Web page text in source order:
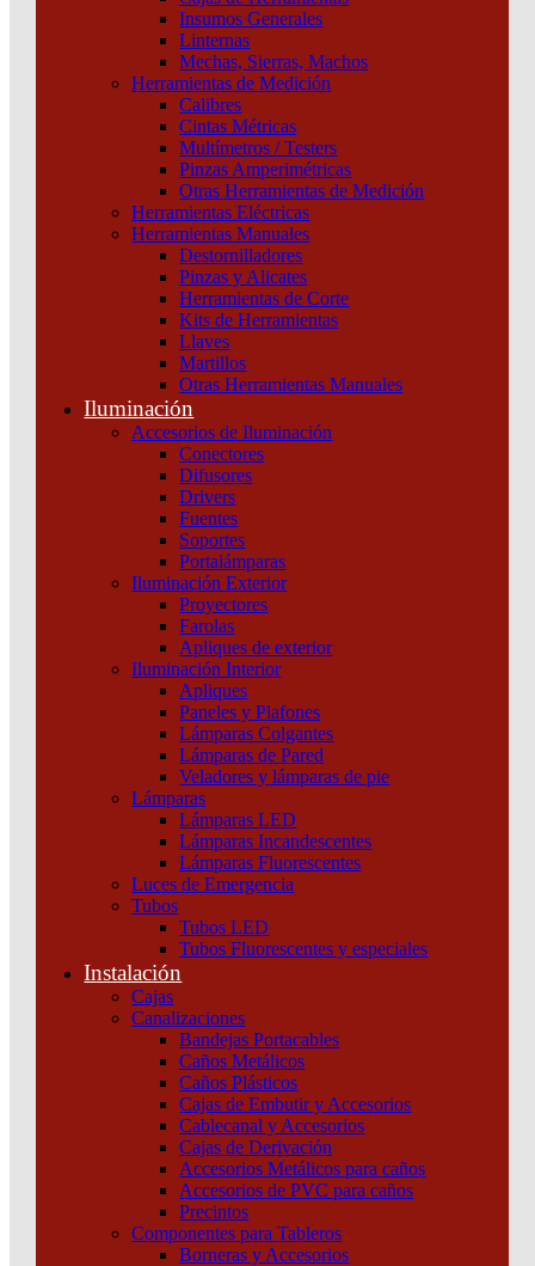
Insumos Generales
Linternas
Mechas, Sierras, Machos
Herramientas de Medición
Calibres
Cintas Métricas
Multímetros / Testers
Pinzas Amperimétricas
Otras Herramientas de Medición
Herramientas Eléctricas
Herramientas Manuales
Destornilladores
Pinzas y Alicates
Herramientas de Corte
Kits de Herramientas
Llaves
Martillos
Otras Herramientas Manuales
Iluminación
Accesorios de Iluminación
Conectores
Difusores
Drivers
Fuentes
Soportes
Portalámparas
Iluminación Exterior
Proyectores
Farolas
Apliques de exterior
Iluminación Interior
Apliques
Paneles y Plafones
Lámparas Colgantes
Lámparas de Pared
Veladores y lámparas de pie
Lámparas
Lámparas LED
Lámparas Incandescentes
Lámparas Fluorescentes
Luces de Emergencia
Tubos
Tubos LED
Tubos Fluorescentes y especiales
Instalación
Cajas
Canalizaciones
Bandejas Portacables
Caños Metálicos
Caños Plásticos
Cajas de Embutir y Accesorios
Cablecanal y Accesorios
Cajas de Derivación
Accesorios Metálicos para caños
Accesorios de PVC para caños
Precintos
Componentes para Tableros
Borneras y Accesorios
ATV PROCESS 3F 380VAC 11KW ETH IP55 SEC
Variadores de velocidadSKU:ATV650D11N4E
Productos relacionados